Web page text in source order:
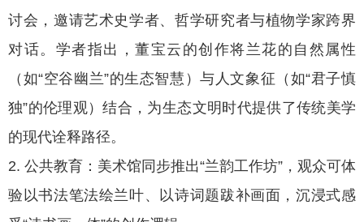
讨会，邀请艺术史学者、哲学研究者与植物学家跨界
对话。学者指出，董宝云的创作将兰花的自然属性
（如“空谷幽兰”的生态智慧）与人文象征（如“君子慎
独”的伦理观）结合，为生态文明时代提供了传统美学
的现代诠释路径。
2. 公共教育：美术馆同步推出“兰韵工作坊”，观众可体
验以书法笔法绘兰叶、以诗词题跋补画面，沉浸式感